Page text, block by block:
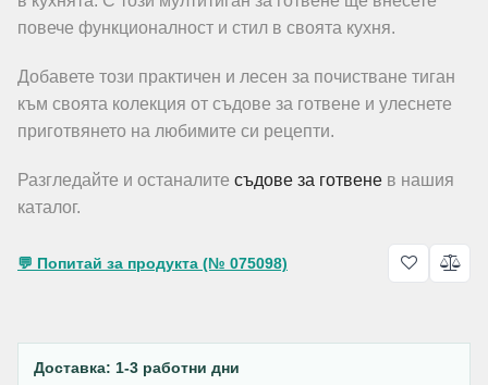
повече функционалност и стил в своята кухня.
Добавете този практичен и лесен за почистване тиган
към своята колекция от съдове за готвене и улеснете
приготвянето на любимите си рецепти.
Разгледайте и останалите съдове за готвене в нашия
каталог.
💬 Попитай за продукта (№ 075098)
Доставка: 1-3 работни дни